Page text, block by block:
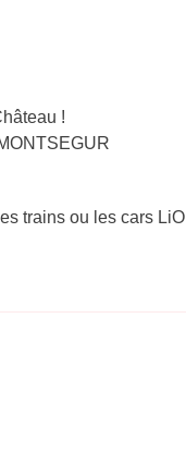
!
trains ou les cars LiO